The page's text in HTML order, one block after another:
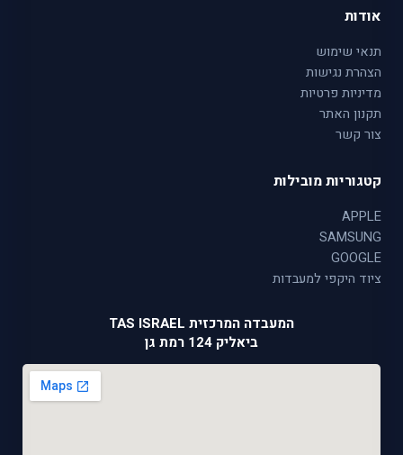
אודות
תנאי שימוש
הצהרת נגישות
מדיניות פרטיות
תקנון האתר
צור קשר
קטגוריות מובילות
APPLE
SAMSUNG
GOOGLE
ציוד היקפי למעבדות
המעבדה המרכזית TAS ISRAEL
ביאליק 124 רמת גן